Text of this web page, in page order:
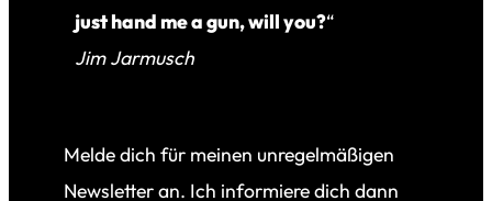
just hand me a gun, will you?“
Jim Jarmusch
Melde dich für meinen unregelmäßigen
Newsletter an. Ich informiere dich dann